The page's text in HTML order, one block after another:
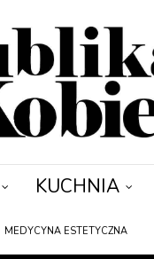
KUCHNIA
MEDYCYNA ESTETYCZNA